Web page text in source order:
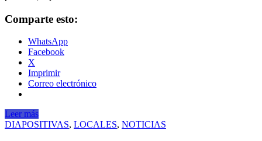
Comparte esto:
WhatsApp
Facebook
X
Imprimir
Correo electrónico
Leer más
DIAPOSITIVAS, LOCALES, NOTICIAS